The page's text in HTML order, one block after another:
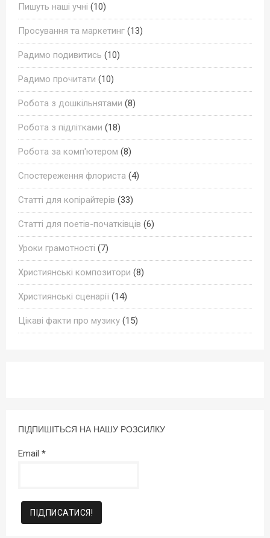
Пишуть наші учні (10)
Просування та маркетинг (13)
Радимо подивитись (10)
Радимо прочитати (10)
Робота з дошкільнятами (8)
Робота з підлітками (18)
Робота за комп'ютером (8)
Спостереження флориста (4)
Статті для копірайтерів (33)
Статті для поетів-початківців (6)
Уроки грамотності (7)
Християнські композитори (8)
Християнські сценарії (14)
Цікаві факти про музику (15)
ПІДПИШІТЬСЯ НА НАШУ РОЗСИЛКУ
Email *